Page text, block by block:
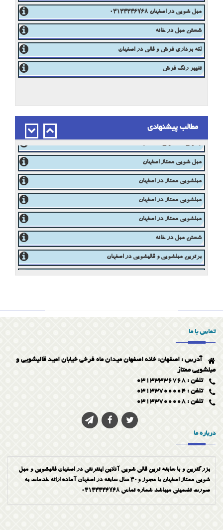
شستشوی سنتی فرش
شستن پرده برای آغاز خانه تکانی به سادگی
مبل شویی در اصفهان 03133336768
شستن مبل در خانه
مواد شوینده فرش
مطالب پیشنهادی
مبل شویی در اصفهان 03133336768
بهترین مبلشویی در اصفهان
مبل شویی ممتاز اصفهان
مبلشویی ممتاز در اصفهان
مبلشویی ممتاز در اصفهان
مبلشویی ممتاز در اصفهان
شستن مبل در خانه
پاک کردن لکه جوهر از روی مبل
پاک کردن لکه شیر از روی موکت
تماس با ما
آدرس : اصفهان: خانه اصفهان میدان ماه فرخی خیابان امید قالیشویی و
مبلشویی ممتاز
تلفن : 03133336768
تلفن : 03133700004
تلفن : 03133700008
درباره ما
بزرگترین و با سابقه ترین قالی شویی آنلاین اینترنتی در اصفهان قالیشویی و مبل
شویی ممتاز اصفهان با مجوز و30 سال سابقه در اصفهان آماده ارائه خدمات به
صورت تضمینی میباشد شماره تماس 03133336768